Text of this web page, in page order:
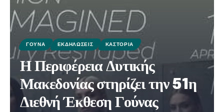
ΓΟΎΝΑ ΕΚΔΗΛΏΣΕΙΣ ΚΑΣΤΟΡΙΆ
Η Περιφέρεια Δυτικής
Μακεδονίας στηρίζει την 51η
Διεθνή Έκθεση Γούνας